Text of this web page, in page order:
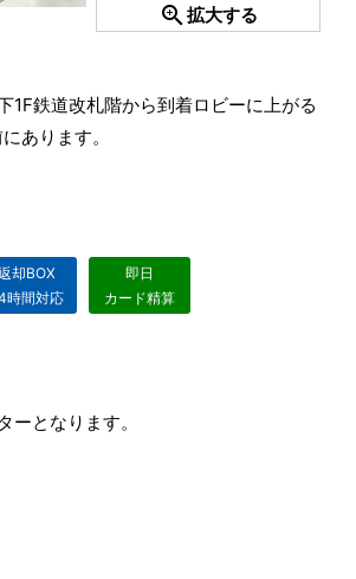
zoom_in拡大する
1F鉄道改札階から到着ロビーに上がる
あります。
却BOX
時間対応
即日
カード精算
ーとなります。